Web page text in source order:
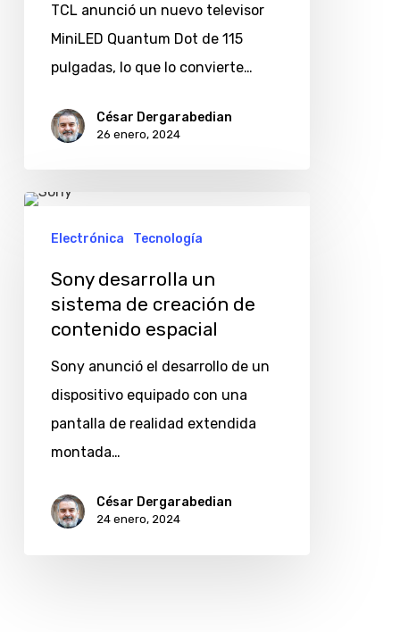
TCL anunció un nuevo televisor
MiniLED Quantum Dot de 115
pulgadas, lo que lo convierte…
César Dergarabedian
26 enero, 2024
Sony
desarrolla
sistema
contenido
espacial
Electrónica Tecnología
Sony desarrolla un
sistema de creación de
contenido espacial
Sony anunció el desarrollo de un
dispositivo equipado con una
pantalla de realidad extendida
montada…
César Dergarabedian
24 enero, 2024